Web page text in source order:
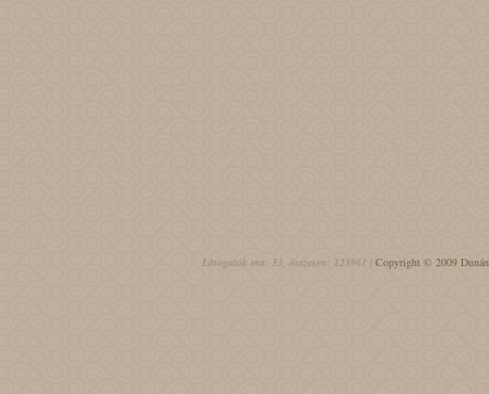
Látogatók ma: 33, összesen: 123961 | Copyright © 2009